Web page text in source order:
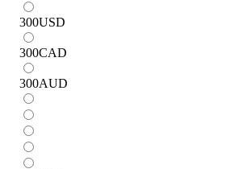
300USD
300CAD
300AUD